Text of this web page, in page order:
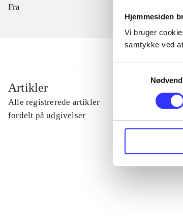
Hjemmesiden
Vi bruger
samtykke ved
Fra
Artikler
Alle registrerede artikler
fordelt på udgivelser